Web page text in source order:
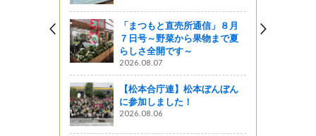
「まつもと直売所通信」８月
７日号～野菜から果物まで夏
らしさ全開です～
2026.08.07
【松本合庁連】松本ぼんぼん
に参加しました！
2026.08.06